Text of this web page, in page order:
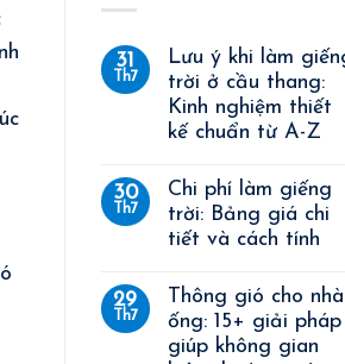
31
Th7
Lưu ý khi làm
trời ở cầu thang:
Kinh nghiệm thiết
kế chuẩn từ A-Z
30
Th7
Chi phí làm giếng
trời: Bảng giá chi
tiết và cách tính
29
Th7
Thông gió cho nhà
ống: 15+ giải pháp
giúp không gian